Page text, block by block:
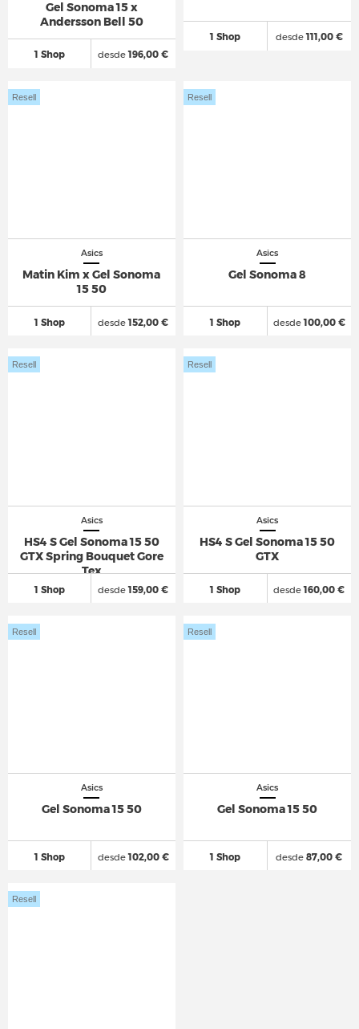
Gel Sonoma 15 x
Andersson Bell 50
1 Shop desde196,00 €
1 Shop desde111,00 €
Asics
Matin Kim x Gel Sonoma
15 50
1 Shop
Resell
desde152,00 €
Asics
Gel Sonoma 8
1 Shop
Resell
desde100,00 €
Asics
HS4 S Gel Sonoma 15 50
GTX Spring Bouquet Gore
Tex
1 Shop
Resell
desde159,00 €
Asics
HS4 S Gel Sonoma 15 50
GTX
1 Shop
Resell
desde160,00 €
Asics
Gel Sonoma 15 50
1 Shop
Resell
desde102,00 €
Asics
Gel Sonoma 15 50
1 Shop
Resell
desde 87,00 €
Resell